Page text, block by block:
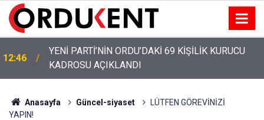
12:22
YENİ PARTİ ALTINORDU’DA KURUCU YÖNETİMİNİ
AÇIKLADI
Anasayfa Güncel-siyaset
LÜTFEN GÖREVİNİZİ
YAPIN!